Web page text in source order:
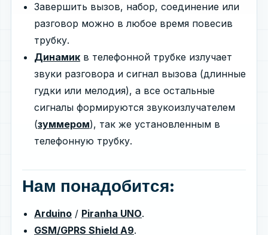
Завершить вызов, набор, соединение или
разговор можно в любое время повесив
трубку.
Динамик в телефонной трубке излучает
звуки разговора и сигнал вызова (длинные
гудки или мелодия), а все остальные
сигналы формируются звукоизлучателем
(зуммером), так же установленным в
телефонную трубку.
Нам понадобится:
Arduino / Piranha UNO.
GSM/GPRS Shield A9.